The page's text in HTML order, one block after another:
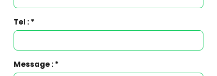
Tel : *
Message : *